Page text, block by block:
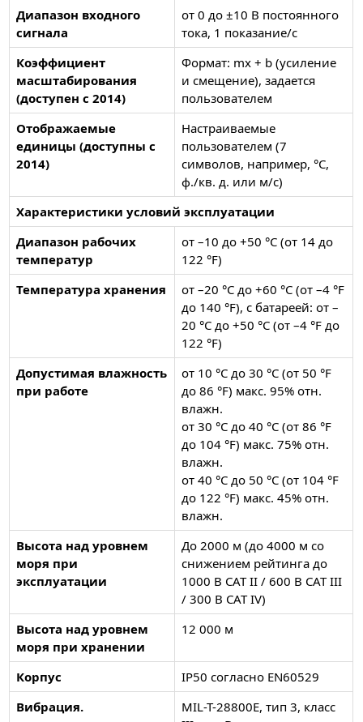
Диапазон входного
сигнала
от 0 до ±10 В постоянного
тока, 1 показание/с
Коэффициент
масштабирования
(доступен с 2014)
Формат: mx + b (усиление
и смещение), задается
пользователем
Отображаемые
единицы (доступны с
2014)
Настраиваемые
пользователем (7
символов, например, °C,
ф./кв. д. или м/с)
Характеристики условий эксплуатации
Диапазон рабочих
температур
от –10 до +50 °C (от 14 до
122 °F)
Температура хранения
от –20 °C до +60 °C (от –4 °F
до 140 °F), с батареей: от –
20 °C до +50 °C (от –4 °F до
122 °F)
Допустимая влажность
при работе
от 10 °C до 30 °C (от 50 °F
до 86 °F) макс. 95% отн.
влажн.
от 30 °C до 40 °C (от 86 °F
до 104 °F) макс. 75% отн.
влажн.
от 40 °C до 50 °C (от 104 °F
до 122 °F) макс. 45% отн.
влажн.
Высота над уровнем
моря при
эксплуатации
До 2000 м (до 4000 м со
снижением рейтинга до
1000 В CAT II / 600 В CAT III
/ 300 В CAT IV)
Высота над уровнем
моря при хранении
12 000 м
Корпус
IP50 согласно EN60529
Вибрация.
MIL-T-28800E, тип 3, класс